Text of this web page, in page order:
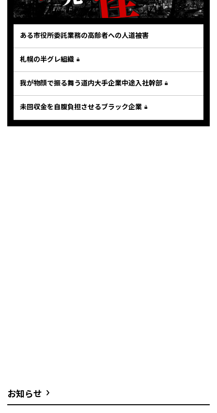
ある市役所委託業務の高齢者への人道被害
札幌の半グレ組織
我が物顔で振る舞う道内大手企業中途入社幹部
未回収金を自腹負担させるブラック企業
お知らせ